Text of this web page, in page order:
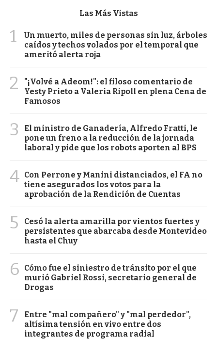
Las Más Vistas
1
Un muerto, miles de personas sin luz, árboles
caídos y techos volados por el temporal que
ameritó alerta roja
2
"¡Volvé a Adeom!": el filoso comentario de
Yesty Prieto a Valeria Ripoll en plena Cena de
Famosos
3
El ministro de Ganadería, Alfredo Fratti, le
pone un freno a la reducción de la jornada
laboral y pide que los robots aporten al BPS
4 Con Perrone y Manini distanciados, el FA no
tiene asegurados los votos para la
aprobación de la Rendición de Cuentas
5
Cesó la alerta amarilla por vientos fuertes y
persistentes que abarcaba desde Montevideo
hasta el Chuy
6
Cómo fue el siniestro de tránsito por el que
murió Gabriel Rossi, secretario general de
Drogas
7
Entre "mal compañero" y "mal perdedor",
altísima tensión en vivo entre dos
integrantes de programa radial